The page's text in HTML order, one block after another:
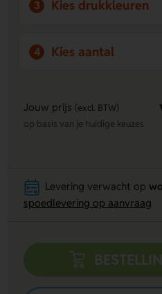
3 Kies drukkleuren
4 Kies aantal
Jouw prijs (excl. BTW)
op basis van je huidige keuzes
Levering verwacht op
spoedlevering op aanvraag